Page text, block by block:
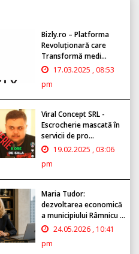
Bizly.ro – Platforma
Revoluționară care
Transformă medi...
17.03.2025 , 08:53
pm
Viral Concept SRL -
Escrocherie mascată în
servicii de pro...
19.02.2025 , 03:06
pm
Maria Tudor:
dezvoltarea economică
a municipiului Râmnicu ...
24.05.2026 , 10:41
pm